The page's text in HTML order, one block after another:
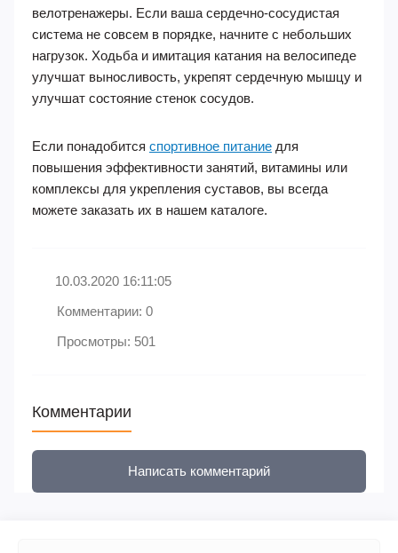
велотренажеры. Если ваша сердечно-сосудистая
система не совсем в порядке, начните с небольших
нагрузок. Ходьба и имитация катания на велосипеде
улучшат выносливость, укрепят сердечную мышцу и
улучшат состояние стенок сосудов.
Если понадобится спортивное питание для
повышения эффективности занятий, витамины или
комплексы для укрепления суставов, вы всегда
можете заказать их в нашем каталоге.
10.03.2020 16:11:05
Комментарии: 0
Просмотры: 501
Комментарии
Написать комментарий